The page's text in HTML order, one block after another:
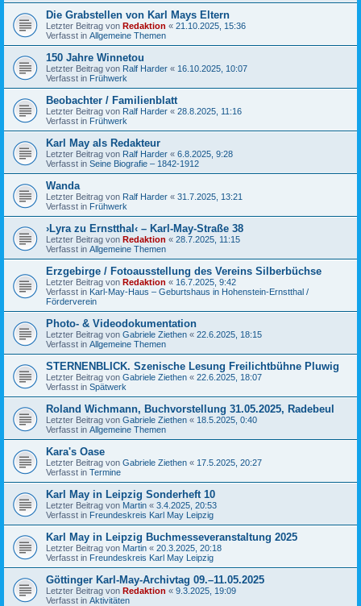
Die Grabstellen von Karl Mays Eltern
Letzter Beitrag von Redaktion « 21.10.2025, 15:36
Verfasst in Allgemeine Themen
150 Jahre Winnetou
Letzter Beitrag von Ralf Harder « 16.10.2025, 10:07
Verfasst in Frühwerk
Beobachter / Familienblatt
Letzter Beitrag von Ralf Harder « 28.8.2025, 11:16
Verfasst in Frühwerk
Karl May als Redakteur
Letzter Beitrag von Ralf Harder « 6.8.2025, 9:28
Verfasst in Seine Biografie – 1842-1912
Wanda
Letzter Beitrag von Ralf Harder « 31.7.2025, 13:21
Verfasst in Frühwerk
›Lyra zu Ernstthal‹ – Karl-May-Straße 38
Letzter Beitrag von Redaktion « 28.7.2025, 11:15
Verfasst in Allgemeine Themen
Erzgebirge / Fotoausstellung des Vereins Silberbüchse
Letzter Beitrag von Redaktion « 16.7.2025, 9:42
Verfasst in Karl-May-Haus – Geburtshaus in Hohenstein-Ernstthal /
Förderverein
Photo- & Videodokumentation
Letzter Beitrag von Gabriele Ziethen « 22.6.2025, 18:15
Verfasst in Allgemeine Themen
STERNENBLICK. Szenische Lesung Freilichtbühne Pluwig
Letzter Beitrag von Gabriele Ziethen « 22.6.2025, 18:07
Verfasst in Spätwerk
Roland Wichmann, Buchvorstellung 31.05.2025, Radebeul
Letzter Beitrag von Gabriele Ziethen « 18.5.2025, 0:40
Verfasst in Allgemeine Themen
Kara's Oase
Letzter Beitrag von Gabriele Ziethen « 17.5.2025, 20:27
Verfasst in Termine
Karl May in Leipzig Sonderheft 10
Letzter Beitrag von Martin « 3.4.2025, 20:53
Verfasst in Freundeskreis Karl May Leipzig
Karl May in Leipzig Buchmesseveranstaltung 2025
Letzter Beitrag von Martin « 20.3.2025, 20:18
Verfasst in Freundeskreis Karl May Leipzig
Göttinger Karl-May-Archivtag 09.–11.05.2025
Letzter Beitrag von Redaktion « 9.3.2025, 19:09
Verfasst in Aktivitäten